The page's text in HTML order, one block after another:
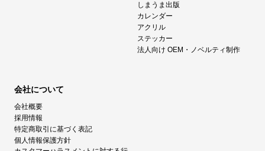
しまうま出版
カレンダー
アクリル
ステッカー
法人向け OEM・ノベルティ制作
会社について
会社概要
採用情報
特定商取引に基づく表記
個人情報保護方針